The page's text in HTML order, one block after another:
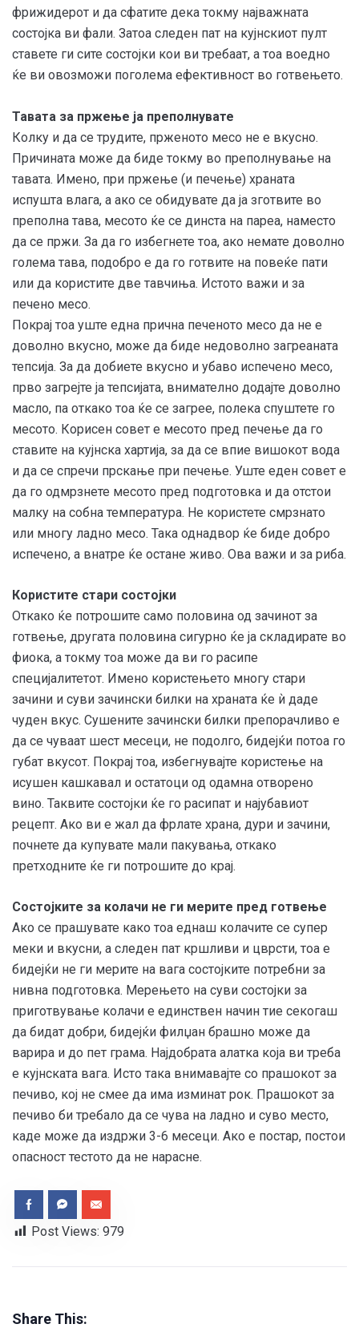
фрижидерот и да сфатите дека токму најважната
состојка ви фали. Затоа следен пат на кујнскиот пулт
ставете ги сите состојки кои ви требаат, а тоа воедно
ќе ви овозможи поголема ефективност во готвењето.
Тавата за пржење ја преполнувате
Колку и да се трудите, прженото месо не е вкусно.
Причината може да биде токму во преполнување на
тавата. Имено, при пржење (и печење) храната
испушта влага, а ако се обидувате да ја зготвите во
преполна тава, месото ќе се динста на пареа, наместо
да се пржи. За да го избегнете тоа, ако немате доволно
голема тава, подобро е да го готвите на повеќе пати
или да користите две тавчиња. Истото важи и за
печено месо.
Покрај тоа уште една прична печеното месо да не е
доволно вкусно, може да биде недоволно загреаната
тепсија. За да добиете вкусно и убаво испечено месо,
прво загрејте ја тепсијата, внимателно додајте доволно
масло, па откако тоа ќе се загрее, полека спуштете го
месото. Корисен совет е месото пред печење да го
ставите на кујнска хартија, за да се впие вишокот вода
и да се спречи прскање при печење. Уште еден совет е
да го одмрзнете месото пред подготовка и да отстои
малку на собна температура. Не користете смрзнато
или многу ладно месо. Така однадвор ќе биде добро
испечено, а внатре ќе остане живо. Ова важи и за риба.
Користите стари состојки
Откако ќе потрошите само половина од зачинот за
готвење, другата половина сигурно ќе ја складирате во
фиока, а токму тоа може да ви го расипе
специјалитетот. Имено користењето многу стари
зачини и суви зачински билки на храната ќе ѝ даде
чуден вкус. Сушените зачински билки препорачливо е
да се чуваат шест месеци, не подолго, бидејќи потоа го
губат вкусот. Покрај тоа, избегнувајте користење на
исушен кашкавал и остатоци од одамна отворено
вино. Таквите состојки ќе го расипат и најубавиот
рецепт. Ако ви е жал да фрлате храна, дури и зачини,
почнете да купувате мали пакувања, откако
претходните ќе ги потрошите до крај.
Состојките за колачи не ги мерите пред готвење
Ако се прашувате како тоа еднаш колачите се супер
меки и вкусни, а следен пат кршливи и цврсти, тоа е
бидејќи не ги мерите на вага состојките потребни за
нивна подготовка. Мерењето на суви состојки за
приготвување колачи е единствен начин тие секогаш
да бидат добри, бидејќи филџан брашно може да
варира и до пет грама. Најдобрата алатка која ви треба
е кујнската вага. Исто така внимавајте со прашокот за
печиво, кој не смее да има изминат рок. Прашокот за
печиво би требало да се чува на ладно и суво место,
каде може да издржи 3-6 месеци. Ако е постар, постои
опасност тестото да не нарасне.
Post Views: 979
Share This: